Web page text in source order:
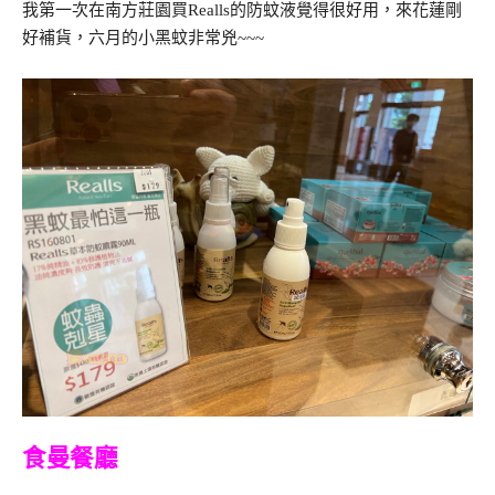
我第一次在南方莊園買Realls的防蚊液覺得很好用，來花蓮剛
好補貨，六月的小黑蚊非常兇~~~
食曼餐廳